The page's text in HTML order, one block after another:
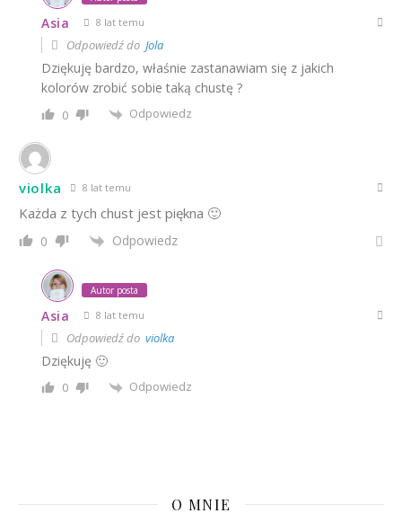
Asia 8 lat temu
Odpowiedź do Jola
Dziękuję bardzo, właśnie zastanawiam się z jakich
kolorów zrobić sobie taką chustę ?
0 Odpowiedz
violka 8 lat temu
Każda z tych chust jest piękna 🙂
0 Odpowiedz
Autor posta
Asia 8 lat temu
Odpowiedź do violka
Dziękuję 🙂
0 Odpowiedz
O MNIE